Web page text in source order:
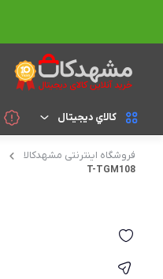
کالاي ديجيتال
لپ تاپ
فروشگاه اینترنتی مشهدکالا
T-TGM108